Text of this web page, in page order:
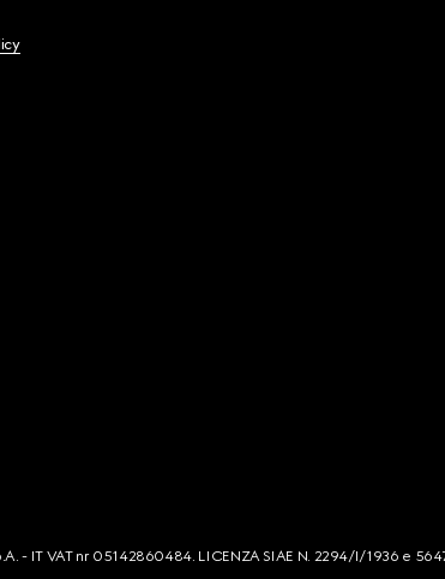
- IT VAT nr 05142860484. LICENZA SIAE N. 2294/I/1936 e